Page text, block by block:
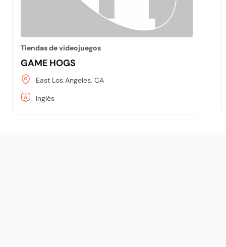
Tiendas de videojuegos
GAME HOGS
East Los Angeles, CA
Inglés